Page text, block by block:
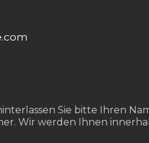
Sie bitte Ihren
Wir werden Ihnen